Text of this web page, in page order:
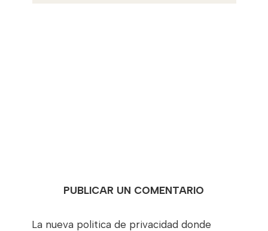
PUBLICAR UN COMENTARIO
La nueva politica de privacidad donde